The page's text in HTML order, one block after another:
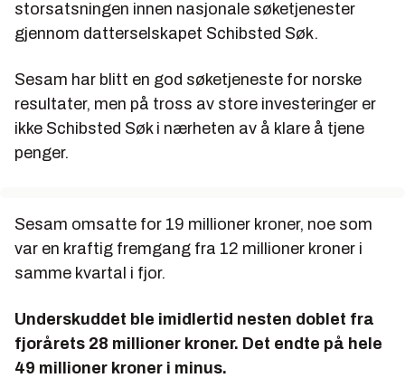
storsatsningen innen nasjonale søketjenester
gjennom datterselskapet Schibsted Søk.
Sesam har blitt en god søketjeneste for norske
resultater, men på tross av store investeringer er
ikke Schibsted Søk i nærheten av å klare å tjene
penger.
Sesam omsatte for 19 millioner kroner, noe som
var en kraftig fremgang fra 12 millioner kroner i
samme kvartal i fjor.
Underskuddet ble imidlertid nesten doblet fra
fjorårets 28 millioner kroner. Det endte på hele
49 millioner kroner i minus.